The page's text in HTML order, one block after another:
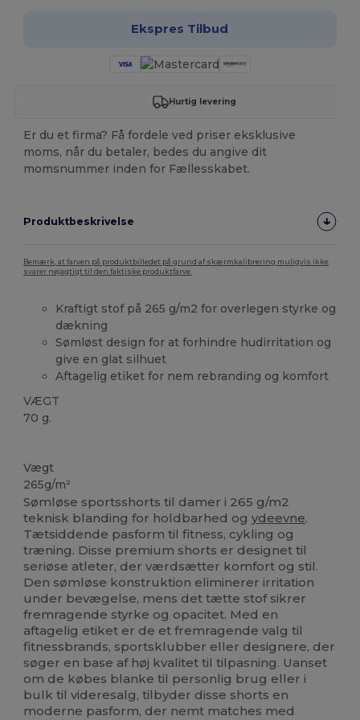
Ekspres Tilbud
Hurtig levering
Er du et firma? Få fordele ved priser eksklusive
moms, når du betaler, bedes du angive dit
momsnummer inden for Fællesskabet.
Produktbeskrivelse
Bemærk, at farven på produktbilledet på grund af skærmkalibrering muligvis ikke
svarer nøjagtigt til den faktiske produktfarve.
Kraftigt stof på 265 g/m2 for overlegen styrke og
dækning
Sømløst design for at forhindre hudirritation og
give en glat silhuet
Aftagelig etiket for nem rebranding og komfort
VÆGT
70 g.
Vægt
265g/m²
Sømløse sportsshorts til damer i 265 g/m2
teknisk blanding for holdbarhed ogydeevne.
Tætsiddende pasform til fitness, cykling og
træning. Disse premium shorts er designet til
seriøse atleter, der værdsætter komfort og stil.
Den sømløse konstruktion eliminerer irritation
under bevægelse, mens det tætte stof sikrer
fremragende styrke og opacitet. Med en
aftagelig etiket er de et fremragende valg til
fitnessbrands, sportsklubber eller designere, der
søger en base af høj kvalitet til tilpasning. Uanset
om de købes blanke til personlig brug eller i
bulk til videresalg, tilbyder disse shorts en
moderne pasform, der nemt matches med